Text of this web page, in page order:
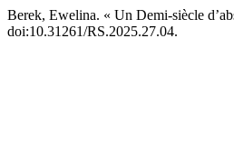
Berek, Ewelina. « Un Demi-siècle
doi:10.31261/RS.2025.27.04.